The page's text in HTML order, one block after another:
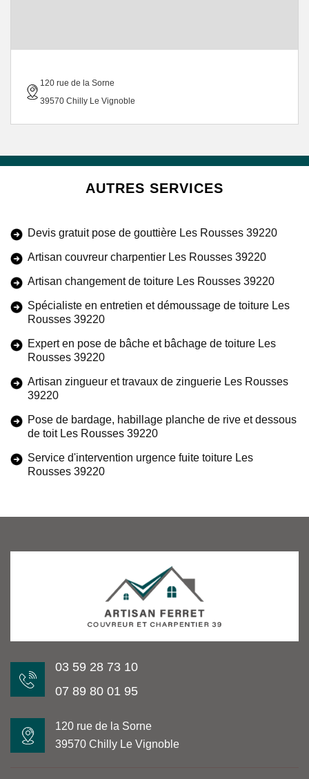
120 rue de la Sorne
39570 Chilly Le Vignoble
AUTRES SERVICES
Devis gratuit pose de gouttière Les Rousses 39220
Artisan couvreur charpentier Les Rousses 39220
Artisan changement de toiture Les Rousses 39220
Spécialiste en entretien et démoussage de toiture Les
Rousses 39220
Expert en pose de bâche et bâchage de toiture Les
Rousses 39220
Artisan zingueur et travaux de zinguerie Les Rousses
39220
Pose de bardage, habillage planche de rive et dessous
de toit Les Rousses 39220
Service d'intervention urgence fuite toiture Les
Rousses 39220
03 59 28 73 10
07 89 80 01 95
120 rue de la Sorne
39570 Chilly Le Vignoble